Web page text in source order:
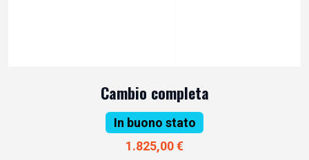
Cambio completa
In buono stato
1.825,00 €